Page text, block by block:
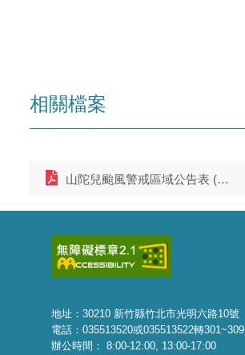
相關檔案
山陀兒颱風警戒區域公告表 (1249 KB)
地址：30210 新竹縣竹北市光明六路10號
電話：035513520或035513522轉301~309
辦公時間： 8:00-12:00, 13:00-17:00